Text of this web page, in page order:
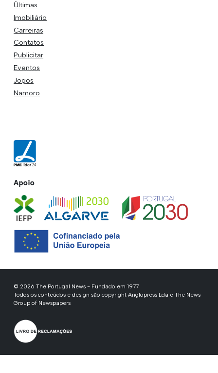
Últimas
Imobiliário
Carreiras
Contatos
Publicitar
Eventos
Jogos
Namoro
Apoio
© 2026 The Portugal News - Fundado em 1977
Todos os conteúdos e design são copyright Anglopress Lda e The News
Group of Newspapers